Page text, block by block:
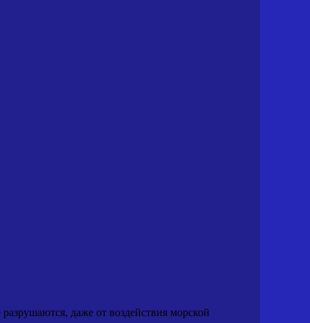
даже от воздействия морской